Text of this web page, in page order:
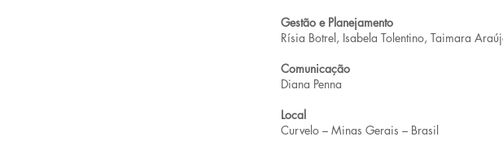
Gestão e Planejamento
Rísia Botrel, Isabela Tolentino, Taimara
Comunicação
Diana Penna
Local
Curvelo – Minas Gerais – Brasil